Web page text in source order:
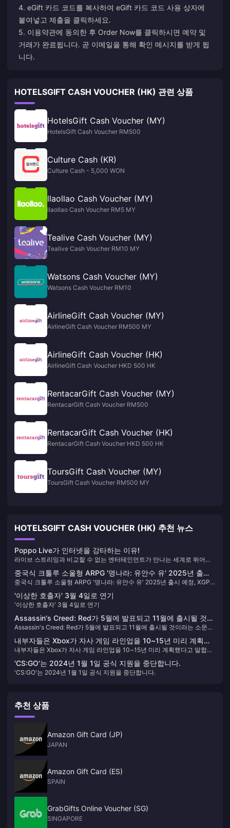
4. eGift 카드 코드를 복사하여 eGift 카드 코드 사용 상자에
붙여넣고 제출을 클릭하세요.
5. 이용약관에 동의한 후 Order Now를 클릭하시면 예약 및
거래가 완료됩니다. 곧 이메일을 통해 확인 메시지를 받게 됩
니다.
HOTELSGIFT CASH VOUCHER (HK) 관련 상품
HotelsGift Cash Voucher (MY)
HotelsGift Cash Voucher RM500
Culture Cash (KR)
Culture Cash - 5,000 WON
llaollao Cash Voucher (MY)
llaollao Cash Voucher RM5 MY
Tealive Cash Voucher (MY)
Tealive Cash Voucher RM10 MY
Watsons Cash Voucher (MY)
Watsons Cash Voucher RM10
AirlineGift Cash Voucher (MY)
AirlineGift Cash Voucher RM500 MY
AirlineGift Cash Voucher (HK)
AirlineGift Cash Voucher HKD 500 HK
RentacarGift Cash Voucher (MY)
RentacarGift Cash Voucher RM500
RentacarGift Cash Voucher (HK)
RentacarGift Cash Voucher HKD 500 HK
ToursGift Cash Voucher (MY)
ToursGift Cash Voucher RM500 MY
HOTELSGIFT CASH VOUCHER (HK) 추천 뉴스
Poppo Live가 인터넷을 강타하는 이유!
라이브 스트리밍과 비교할 수 없는 엔터테인먼트가 만나는 세계로 뛰어들
Live를 만나보세요. Poppo Live가 라이브 스트리밍 및 소셜 상호 작용을
위한 차세대 앱인 이유는 다음과 같습니다.
중국식 크툴루 소울형 ARPG '명나라: 유안수 유' 2025년 출시
예정, XGP에 출시 예정
중국식 크툴루 소울형 ARPG '명나라: 유안수 유' 2025년 출시 예정, XGP
'이상한 호출자' 3월 4일로 연기
'이상한 호출자' 3월 4일로 연기
Assassin's Creed: Red가 5월에 발표되고 11월에 출시될 것이
라는 소문이 있습니다.
Assassin's Creed: Red가 5월에 발표되고 11월에 출시될 것이라는 소문이
내부자들은 Xbox가 자사 게임 라인업을 10~15년 미리 계획했
다고 말합니다.
내부자들은 Xbox가 자사 게임 라인업을 10~15년 미리 계획했다고 말합니
'CS:GO'는 2024년 1월 1일 공식 지원을 중단합니다.
'CS:GO'는 2024년 1월 1일 공식 지원을 중단합니다.
추천 상품
Amazon Gift Card (JP)
JAPAN
Amazon Gift Card (ES)
SPAIN
GrabGifts Online Voucher (SG)
SINGAPORE